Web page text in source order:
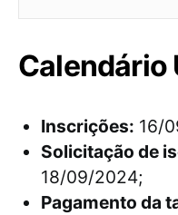
Calendário
Inscrições: 16/
Solicitação de
18/09/2024;
Pagamento da